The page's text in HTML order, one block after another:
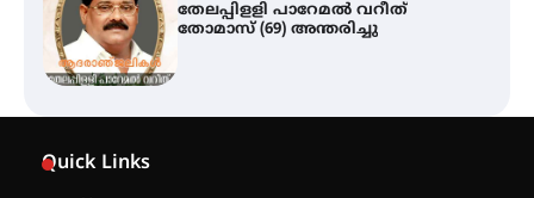
തേലപ്പിളളി പാറേമൽ വറീത്
തോമാസ് (69) അന്തരിച്ചു
Quick Links